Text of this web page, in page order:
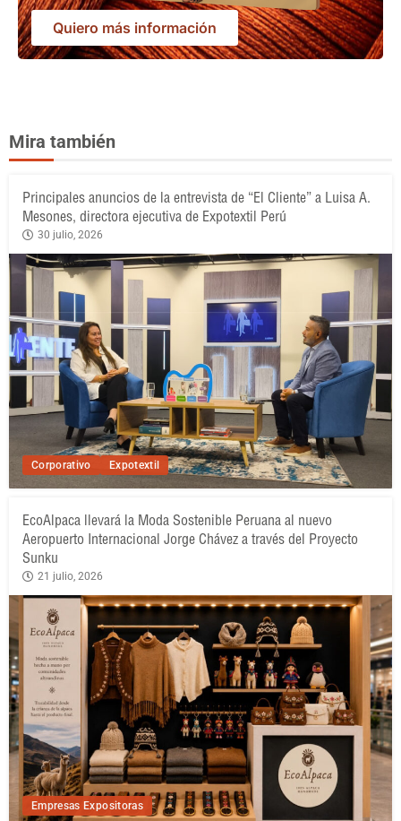
Quiero más información
Mira también
Corporativo Expotextil
Principales anuncios de la entrevista de “El Cliente” a Luisa A.
Mesones, directora ejecutiva de Expotextil Perú
30 julio, 2026
Empresas Expositoras
EcoAlpaca llevará la Moda Sostenible Peruana al nuevo
Aeropuerto Internacional Jorge Chávez a través del Proyecto
Sunku
21 julio, 2026